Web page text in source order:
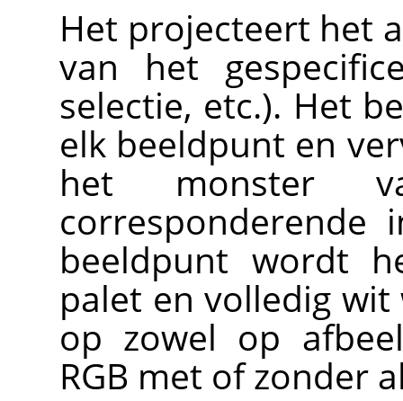
Het projecteert het
van het
selectie, etc.). Het
elk beeldpunt en
het monster
corresponderende
beeldpunt wordt
palet en volledig
op zowel op
RGB met of zonder